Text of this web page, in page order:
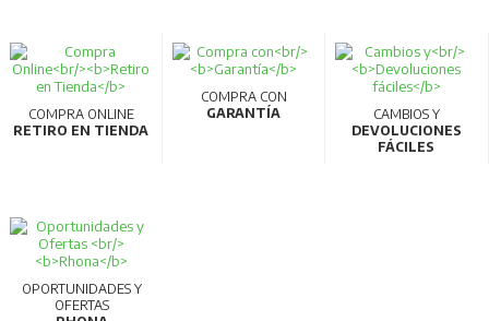
COMPRA ONLINE
RETIRO EN TIENDA
COMPRA CON
GARANTÍA
CAMBIOS Y
DEVOLUCIONES
FÁCILES
OPORTUNIDADES Y
OFERTAS